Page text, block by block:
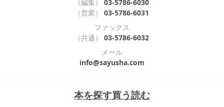
本を探す買う読む
（編集）
03-5786-6030
（営業）
03-5786-6031
ファックス
（共通）
03-5786-6032
メール
info@sayusha.com